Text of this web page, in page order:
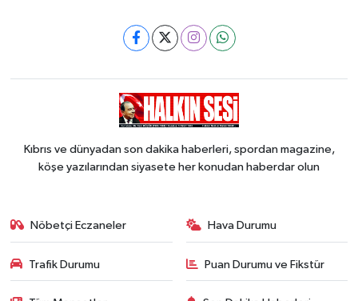
Kıbrıs ve dünyadan son dakika haberleri, spordan magazine,
köşe yazılarından siyasete her konudan haberdar olun
Nöbetçi Eczaneler Hava Durumu
Trafik Durumu Puan Durumu ve Fikstür